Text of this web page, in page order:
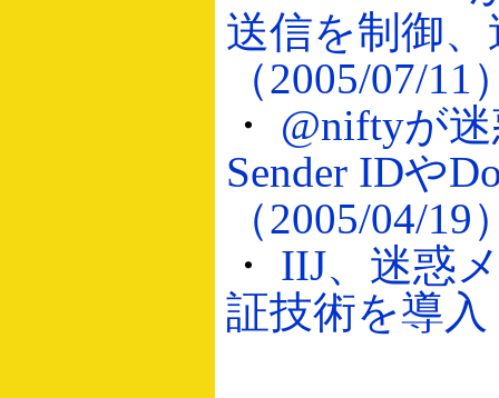
送信を制御
（2005/07/11
・ @niftyが
Sender IDや
（2005/04/19
・ IIJ、迷惑
証技術を導入